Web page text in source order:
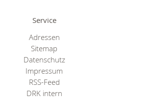
Service
Adressen
Sitemap
Datenschutz
Impressum
RSS-Feed
DRK intern